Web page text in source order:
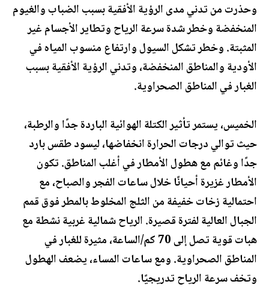
وحذرت من تدني مدى الرؤية الأفقية بسبب الضباب والغيوم
المنخفضة وخطر شدة سرعة الرياح وتطاير الأجسام غير
المثبتة. وخطر تشكل السيول وارتفاع منسوب المياه في
الأودية والمناطق المنخفضة، وتدني الرؤية الأفقية بسبب
الغبار في المناطق الصحراوية.
الخميس، يستمر تأثير الكتلة الهوائية الباردة جدًا والرطبة،
حيث توالي درجات الحرارة انخفاضها، ليسود طقس بارد
جدًا وغائم مع هطول الأمطار في أغلب المناطق. تكون
الأمطار غزيرة أحيانًا خلال ساعات الفجر والصباح، مع
احتمالية زخات خفيفة من الثلج المخلوط بالمطر فوق قمم
الجبال العالية لفترة قصيرة. الرياح شمالية غربية نشطة مع
هبات قوية تصل إلى 70 كم/الساعة، مثيرة للغبار في
المناطق الصحراوية. ومع ساعات المساء، يضعف الهطول
وتخف سرعة الرياح تدريجيًا.